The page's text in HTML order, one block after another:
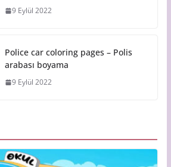
9 Eylül 2022
Police car coloring pages – Polis
arabası boyama
9 Eylül 2022